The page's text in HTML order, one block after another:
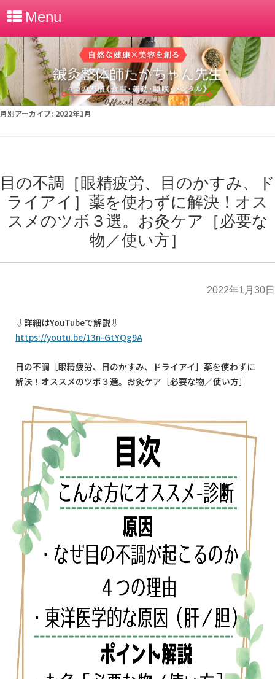
Menu
月別アーカイブ: 2022年1月
目の不調［眼精疲労、目のかすみ、ド
ライアイ］薬を使わずに解決！オス
スメのツボ３選。お灸ケア［必要な
物／使い方］
2022年1月30日
⇩詳細はYouTubeで解説⇩
https://youtu.be/13n-GtYQg9A
目の不調［眼精疲労、目のかすみ、ドライアイ］薬を使わずに
解決！オススメのツボ３選。お灸ケア［必要な物／使い方］